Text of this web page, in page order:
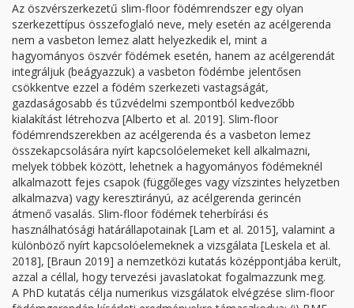
Az öszvérszerkezetű slim-floor födémrendszer egy olyan
szerkezettípus összefoglaló neve, mely esetén az acélgerenda
nem a vasbeton lemez alatt helyezkedik el, mint a
hagyományos öszvér födémek esetén, hanem az acélgerendát
integráljuk (beágyazzuk) a vasbeton födémbe jelentősen
csökkentve ezzel a födém szerkezeti vastagságát,
gazdaságosabb és tűzvédelmi szempontból kedvezőbb
kialakítást létrehozva [Alberto et al. 2019]. Slim-floor
födémrendszerekben az acélgerenda és a vasbeton lemez
összekapcsolására nyírt kapcsolóelemeket kell alkalmazni,
melyek többek között, lehetnek a hagyományos födémeknél
alkalmazott fejes csapok (függőleges vagy vízszintes helyzetben
alkalmazva) vagy keresztirányú, az acélgerenda gerincén
átmenő vasalás. Slim-floor födémek teherbírási és
használhatósági határállapotainak [Lam et al. 2015], valamint a
különböző nyírt kapcsolóelemeknek a vizsgálata [Leskela et al.
2018], [Braun 2019] a nemzetközi kutatás középpontjába került,
azzal a céllal, hogy tervezési javaslatokat fogalmazzunk meg.
A PhD kutatás célja numerikus vizsgálatok elvégzése slim-floor